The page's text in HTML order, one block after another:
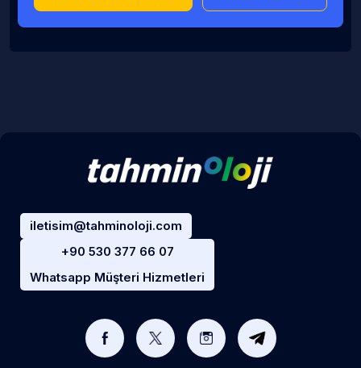
iletisim@tahminoloji.com
+90 530 377 66 07
Whatsapp Müşteri Hizmetleri